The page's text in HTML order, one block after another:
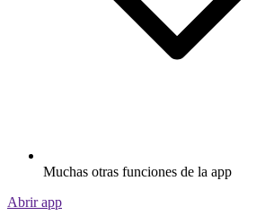
Muchas otras funciones de la app
Abrir app